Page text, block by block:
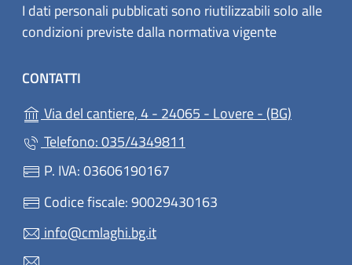
I dati personali pubblicati sono riutilizzabili solo alle
condizioni previste dalla normativa vigente
CONTATTI
Via del cantiere, 4 - 24065 - Lovere - (BG)
Telefono: 035/4349811
P. IVA: 03606190167
Codice fiscale: 90029430163
info@cmlaghi.bg.it